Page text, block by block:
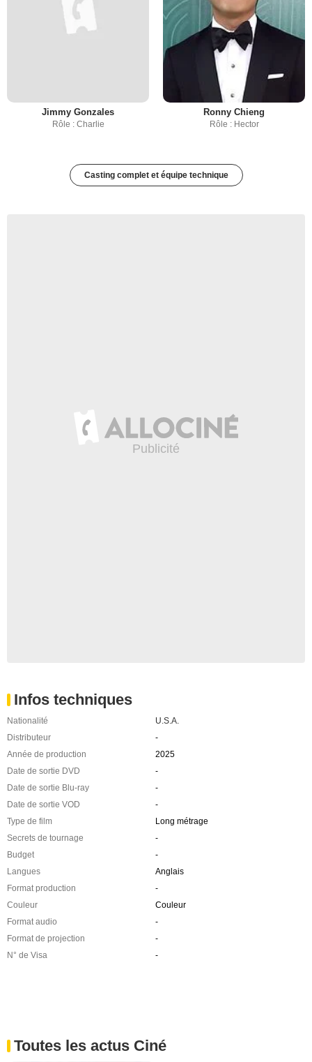
Jimmy Gonzales
Rôle : Charlie
Ronny Chieng
Rôle : Hector
Casting complet et équipe technique
Infos techniques
Nationalité
U.S.A.
Distributeur
-
Année de production
2025
Date de sortie DVD
-
Date de sortie Blu-ray
-
Date de sortie VOD
-
Type de film
Long métrage
Secrets de tournage
-
Budget
-
Langues
Anglais
Format production
-
Couleur
Couleur
Format audio
-
Format de projection
-
N° de Visa
-
Toutes les actus Ciné